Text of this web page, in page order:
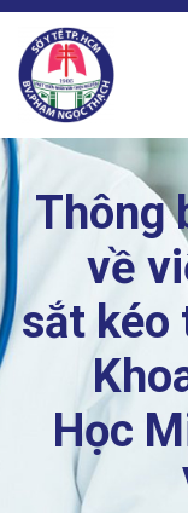
Thông
về
sắt kéo
Học